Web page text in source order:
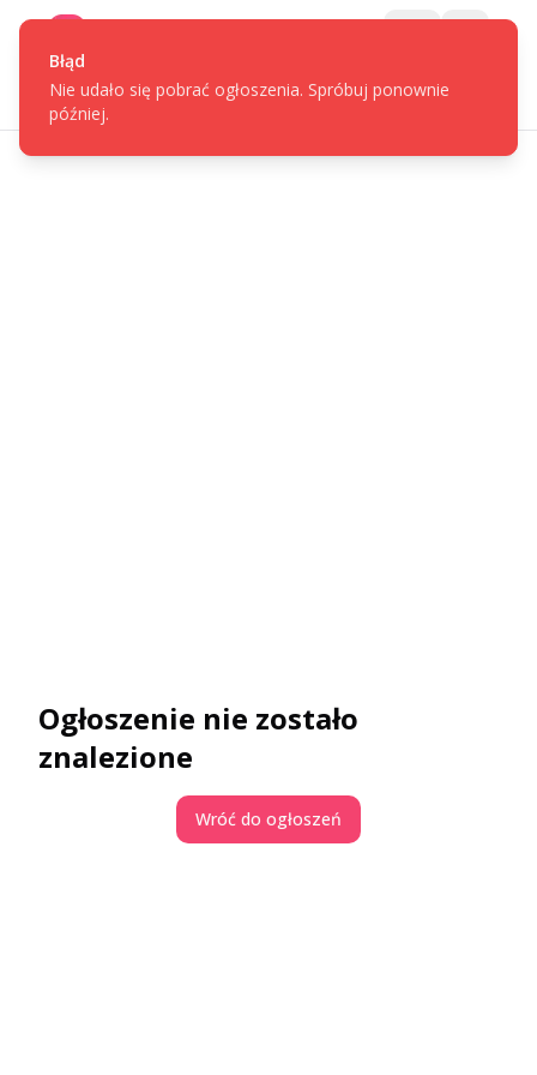
Ogłoszenie nie zostało
znalezione
Wróć do ogłoszeń
Błąd
Nie udało się pobrać ogłoszenia. Spróbuj ponownie
później.